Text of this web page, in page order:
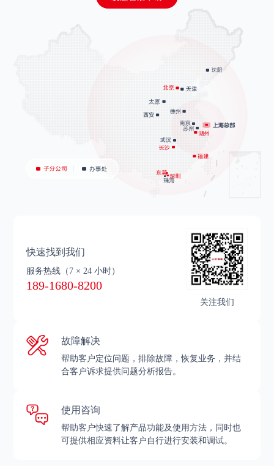
快速找到我们
服务热线 （7 × 24 小时）
189-1680-8200
关注我们
故障解决
帮助客户定位问题，排除故障，恢复业务，并结
合客户诉求提供问题分析报告。
使用咨询
帮助客户快速了解产品功能及使用方法，同时也
可提供相应资料让客户自行进行安装和调试。